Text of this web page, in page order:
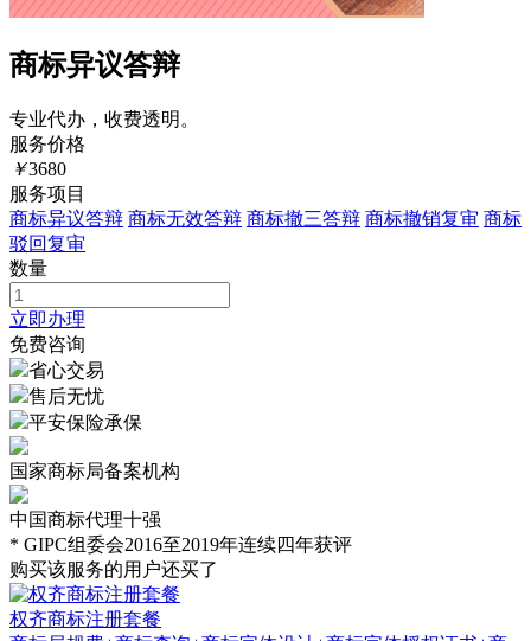
商标异议答辩
专业代办，收费透明。
服务价格
￥3680
服务项目
商标异议答辩 商标无效答辩 商标撤三答辩 商标撤销复审 商标
驳回复审
数量
立即办理
免费咨询
省心交易
售后无忧
平安保险承保
国家商标局备案机构
中国商标代理十强
* GIPC组委会2016至2019年连续四年获评
购买该服务的用户还买了
权齐商标注册套餐